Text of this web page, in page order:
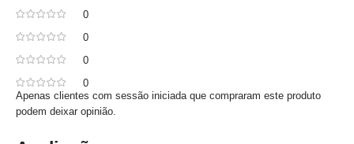
0
0
0
0
Apenas clientes com sessão iniciada que compraram este produto
podem deixar opinião.